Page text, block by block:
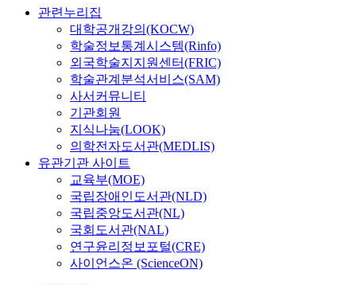
관련누리집
대학공개강의(KOCW)
학술정보통계시스템(Rinfo)
외국학술지지원센터(FRIC)
학술관계분석서비스(SAM)
사서커뮤니티
기관회원
지식나눔(LOOK)
의학전자도서관(MEDLIS)
유관기관 사이트
교육부(MOE)
국립장애인도서관(NLD)
국립중앙도서관(NL)
국회도서관(NAL)
연구윤리정보포털(CRE)
사이언스온 (ScienceON)